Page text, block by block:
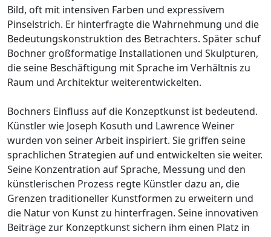
Bild, oft mit intensiven Farben und expressivem
Pinselstrich. Er hinterfragte die Wahrnehmung und die
Bedeutungskonstruktion des Betrachters. Später schuf
Bochner großformatige Installationen und Skulpturen,
die seine Beschäftigung mit Sprache im Verhältnis zu
Raum und Architektur weiterentwickelten.
Bochners Einfluss auf die Konzeptkunst ist bedeutend.
Künstler wie Joseph Kosuth und Lawrence Weiner
wurden von seiner Arbeit inspiriert. Sie griffen seine
sprachlichen Strategien auf und entwickelten sie weiter.
Seine Konzentration auf Sprache, Messung und den
künstlerischen Prozess regte Künstler dazu an, die
Grenzen traditioneller Kunstformen zu erweitern und
die Natur von Kunst zu hinterfragen. Seine innovativen
Beiträge zur Konzeptkunst sichern ihm einen Platz in